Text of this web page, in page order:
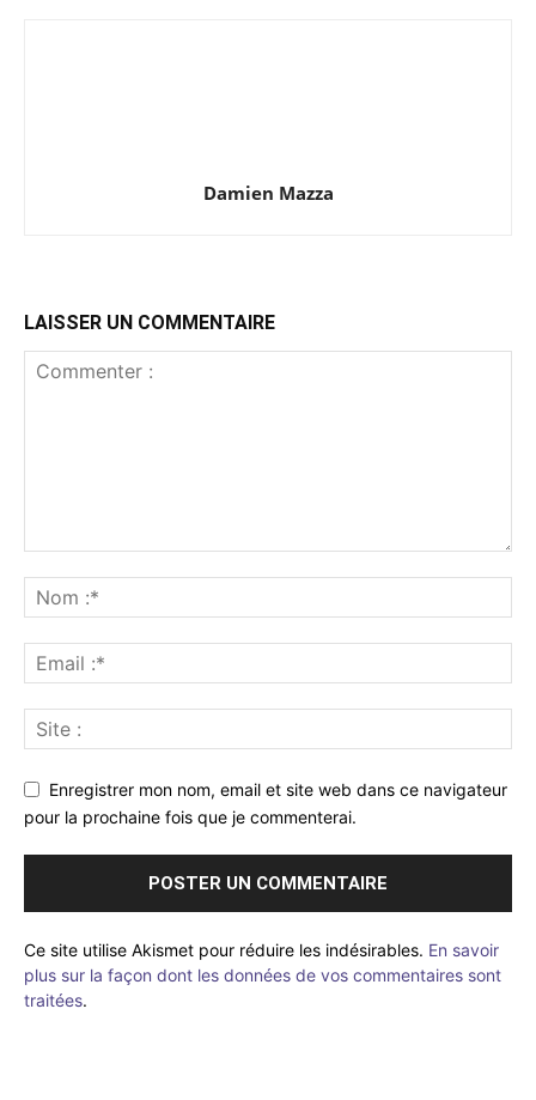
Damien Mazza
LAISSER UN COMMENTAIRE
Enregistrer mon nom, email et site web dans ce navigateur
pour la prochaine fois que je commenterai.
Ce site utilise Akismet pour réduire les indésirables. En savoir
plus sur la façon dont les données de vos commentaires sont
traitées.